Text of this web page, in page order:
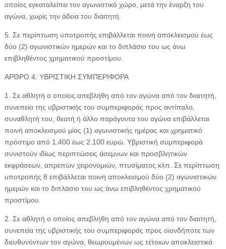
οποίος εγκαταλείπει τον αγωνιστικό χώρο, μετά την έναρξη του
αγώνα, χωρίς την άδεια του διαιτητή.
5. Σε περίπτωση υποτροπής επιβάλλεται ποινή αποκλεισμού έως
δύο (2) αγωνιστικών ημερών και το διπλάσιο του ως άνω
επιβληθέντος χρηματικού προστίμου.
ΑΡΘΡΟ 4: ΥΒΡΙΣΤΙΚΗ ΣΥΜΠΕΡΙΦΟΡΑ
1. Σε αθλητή ο οποίος απεβλήθη από τον αγώνα από τον διαιτητή,
συνεπεία της υβριστικής του συμπεριφοράς προς αντίπαλο,
συναθλητή του, θεατή ή άλλο παράγοντα του αγώνα επιβάλλεται
ποινή αποκλεισμού μίας (1) αγωνιστικής ημέρας και χρηματικό
πρόστιμο από 1.400 έως 2.100 ευρώ. Υβριστική συμπεριφορά
συνιστούν ιδίως περιπτώσεις άσεμνων και προσβλητικών
εκφράσεων, απρεπών χειρονομιών, πτυσίματος κλπ. Σε περίπτωση
υποτροπής 8 επιβάλλεται ποινή αποκλεισμού δύο (2) αγωνιστικών
ημερών και το διπλάσιο του ως άνω επιβληθέντος χρηματικού
προστίμου.
2. Σε αθλητή ο οποίος απεβλήθη από τον αγώνα από τον διαιτητή,
συνεπεία της υβριστικής του συμπεριφοράς προς οιονδήποτε των
διευθυνόντων τον αγώνα, θεωρουμένων ως τέτοιων αποκλειστικά